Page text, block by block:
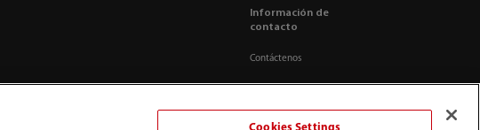
Información de
contacto
Contáctenos
Cookies Settings